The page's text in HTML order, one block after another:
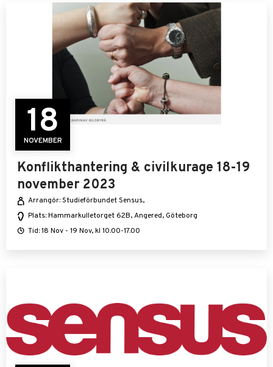
18
NOVEMBER
Konflikthantering & civilkurage 18-19
november 2023
Arrangör: Studieförbundet Sensus,
Plats: Hammarkulletorget 62B, Angered, Göteborg
Tid: 18 Nov - 19 Nov, kl 10.00-17.00